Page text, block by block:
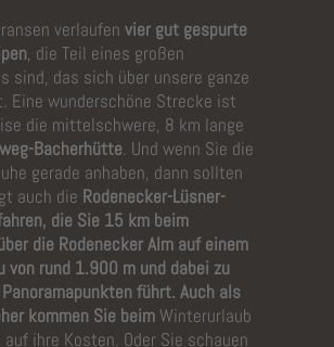
verlaufen vier gut gespurte
, die Teil eines großen
sind, das sich über unsere ganze
Eine wunderschöne Strecke ist
die mittelschwere, 8 km lange
Bacherhütte. Und wenn Sie die
gerade anhaben, dann sollten
auch die Rodenecker-Lüsner-
die Sie 15 km beim
die Rodenecker Alm auf einem
von rund 1.900 m und dabei zu
führt. Auch als
kommen Sie beimWinterurlaub
auf ihre Kosten. Oder Sie schauen